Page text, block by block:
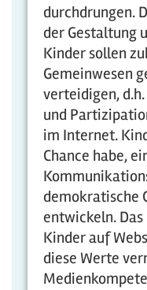
durchdrungen.
der Gestaltung
Kinder sollen
Gemeinwesen
verteidigen,
und
im Internet.
Chance habe,
demokratische
entwickeln.
Kinder auf
diese Werte